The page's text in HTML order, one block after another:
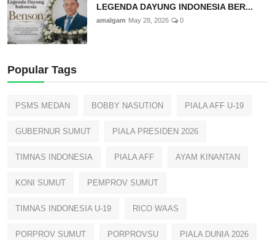
LEGENDA DAYUNG INDONESIA BER...
amalgam May 28, 2026 0
Popular Tags
PSMS MEDAN BOBBY NASUTION PIALA AFF U-19
GUBERNUR SUMUT PIALA PRESIDEN 2026
TIMNAS INDONESIA PIALA AFF AYAM KINANTAN
KONI SUMUT PEMPROV SUMUT
TIMNAS INDONESIA U-19 RICO WAAS
PORPROV SUMUT PORPROVSU PIALA DUNIA 2026